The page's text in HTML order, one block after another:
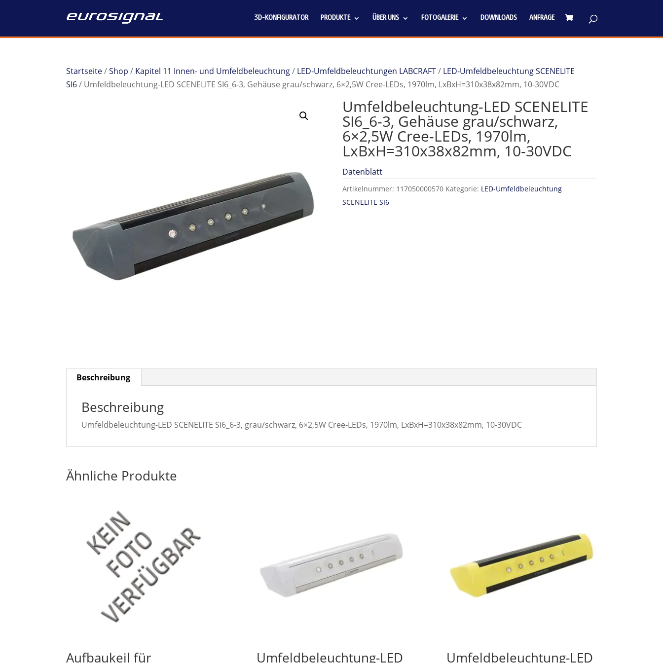
3D-KONFIGURATOR PRODUKTE ÜBER UNS FOTOGALERIE DOWNLOADS ANFRAGE
Startseite/Shop / Kapitel 11 Innen- und Umfeldbeleuchtung/ LED-Umfeldbeleuchtungen LABCRAFT/ LED-Umfeldbeleuchtung SCENELITE
SI6/ Umfeldbeleuchtung-LED SCENELITE SI6_6-3, Gehäuse grau/schwarz, 6×2,5W Cree-LEDs, 1970lm, LxBxH=310x38x82mm, 10-30VDC
Umfeldbeleuchtung-LED SCENELITE
SI6_6-3, Gehäuse grau/schwarz,
6×2,5W Cree-LEDs, 1970lm,
LxBxH=310x38x82mm, 10-30VDC
Datenblatt
Artikelnummer: 117050000570 Kategorie: LED-Umfeldbeleuchtung
SCENELITE SI6
Beschreibung
Beschreibung
Umfeldbeleuchtung-LED SCENELITE SI6_6-3, grau/schwarz, 6×2,5W Cree-LEDs, 1970lm, LxBxH=310x38x82mm, 10-30VDC
Ähnliche Produkte
Aufbaukeil für Umfeldbeleuchtung-LED Umfeldbeleuchtung-LED